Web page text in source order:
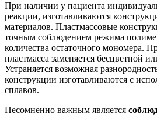
При наличии у пациента
реакции, изготавливаются
материалов. Пластмассовые
точным соблюдением режима
количества остаточного мономера.
пластмасса заменяется бесцветной
Устраняется возможная
конструкции изготавливаются с
сплавов.
Несомненно важным является